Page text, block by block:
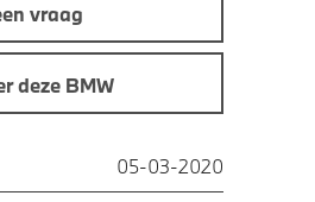
vraag
deze BMW
05-03-2020